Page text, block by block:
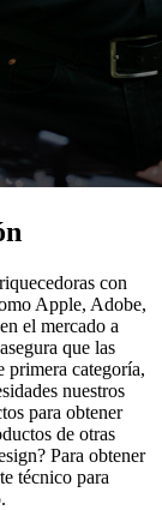
con
Apple, Adobe,
el mercado a
que las
primera categoría,
nuestros
para obtener
de otras
Para obtener
técnico para